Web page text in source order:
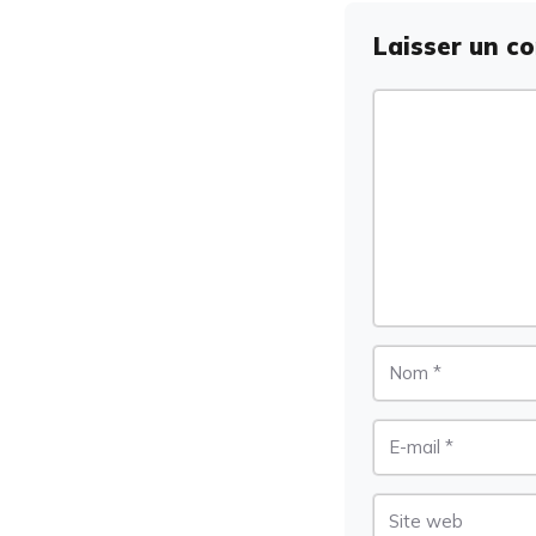
Laisser un